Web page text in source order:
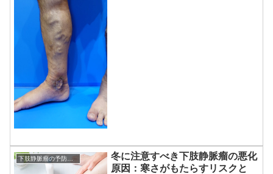
下肢静脈瘤の予防方法
冬に注意すべき下肢静脈瘤の悪化
原因：寒さがもたらすリスクと